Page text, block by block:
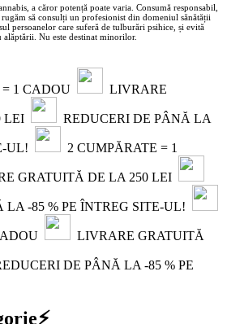
a căror potență poate varia. Consumă responsabil,
să consulți un profesionist din domeniul sănătății
persoanelor care suferă de tulburări psihice, și evită
Nu este destinat minorilor.
1 CADOU LIVRARE
LEI REDUCERI DE PÂNĂ LA
UL! 2 CUMPĂRATE = 1
GRATUITĂ DE LA 250 LEI
LA -85 % PE ÎNTREG SITE-UL!
LIVRARE GRATUITĂ
DE PÂNĂ LA -85 % PE